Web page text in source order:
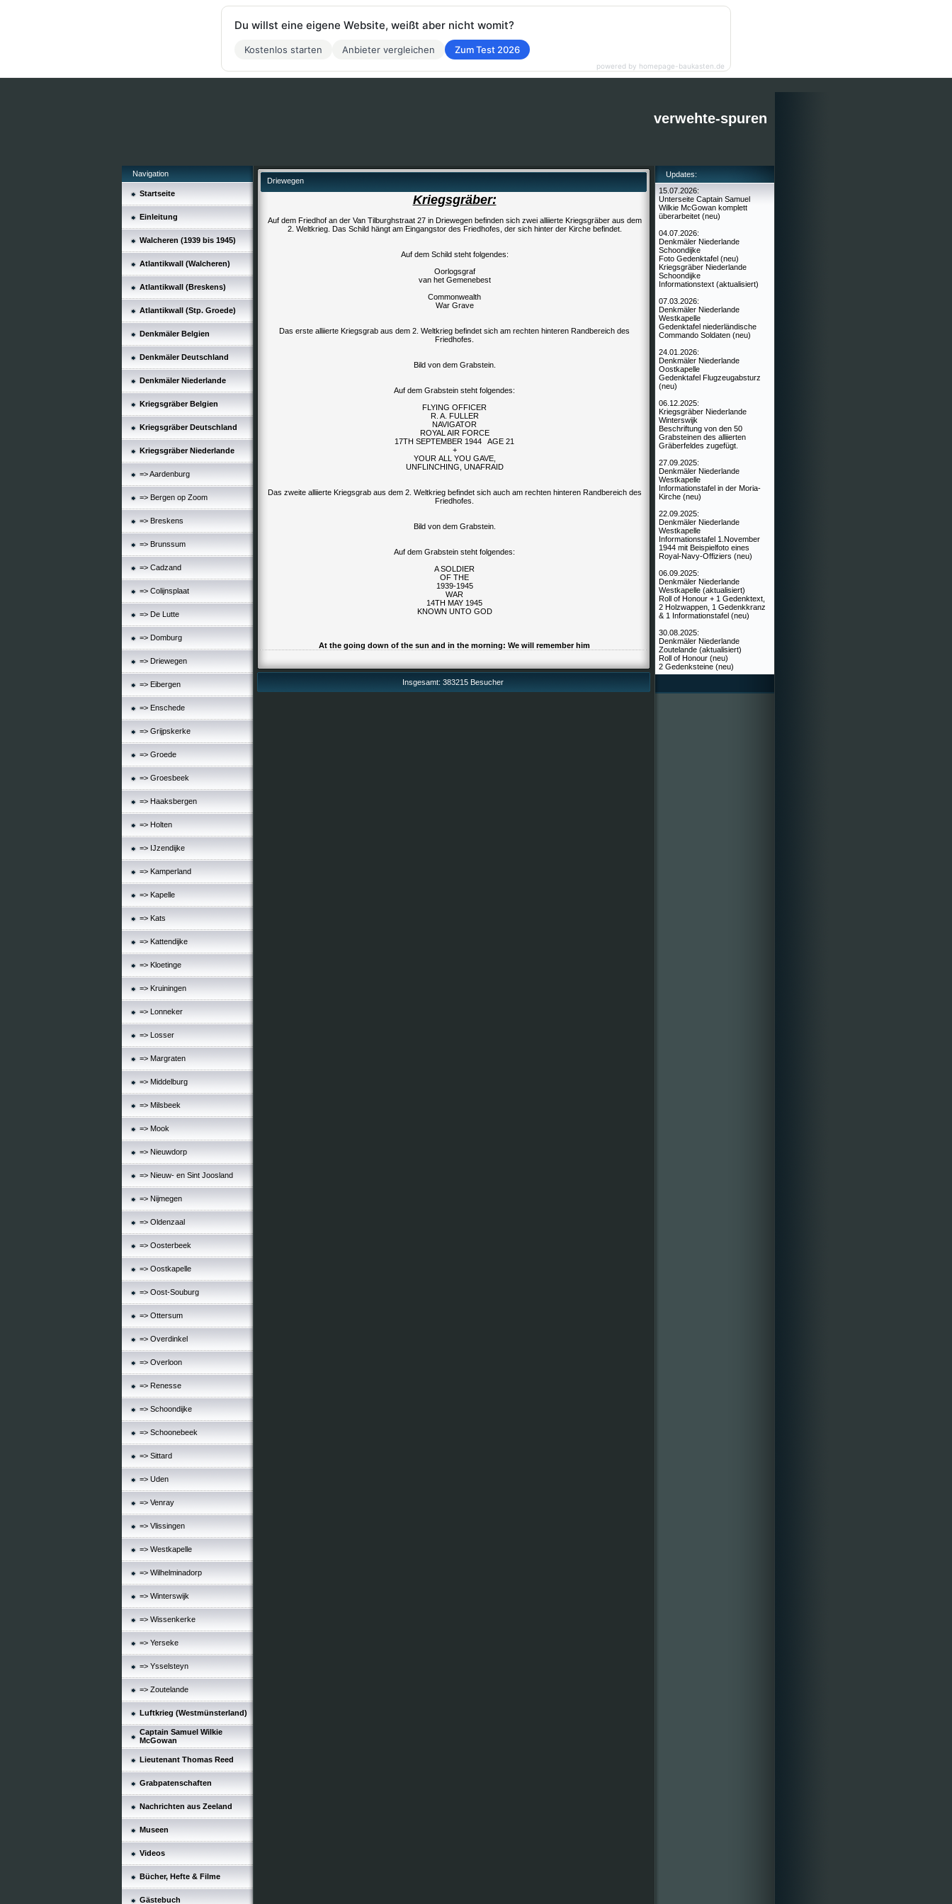
verwehte-spuren
Navigation
Startseite
Einleitung
Walcheren (1939 bis 1945)
Atlantikwall (Walcheren)
Atlantikwall (Breskens)
Atlantikwall (Stp. Groede)
Denkmäler Belgien
Denkmäler Deutschland
Denkmäler Niederlande
Kriegsgräber Belgien
Kriegsgräber Deutschland
Kriegsgräber Niederlande
=> Aardenburg
=> Bergen op Zoom
=> Breskens
=> Brunssum
=> Cadzand
=> Colijnsplaat
=> De Lutte
=> Domburg
=> Driewegen
=> Eibergen
=> Enschede
=> Grijpskerke
=> Groede
=> Groesbeek
=> Haaksbergen
=> Holten
=> IJzendijke
=> Kamperland
=> Kapelle
=> Kats
=> Kattendijke
=> Kloetinge
=> Kruiningen
=> Lonneker
=> Losser
=> Margraten
=> Middelburg
=> Milsbeek
=> Mook
=> Nieuwdorp
=> Nieuw- en Sint Joosland
=> Nijmegen
=> Oldenzaal
=> Oosterbeek
=> Oostkapelle
=> Oost-Souburg
=> Ottersum
=> Overdinkel
=> Overloon
=> Renesse
=> Schoondijke
=> Schoonebeek
=> Sittard
=> Uden
=> Venray
=> Vlissingen
=> Westkapelle
=> Wilhelminadorp
=> Winterswijk
=> Wissenkerke
=> Yerseke
=> Ysselsteyn
=> Zoutelande
Luftkrieg (Westmünsterland)
Captain Samuel Wilkie
McGowan
Lieutenant Thomas Reed
Grabpatenschaften
Nachrichten aus Zeeland
Museen
Videos
Bücher, Hefte & Filme
Gästebuch
Driewegen
Kriegsgräber:
Auf dem Friedhof an der Van Tilburghstraat 27 in Driewegen befinden sich zwei alliierte Kriegsgräber aus dem
2. Weltkrieg. Das Schild hängt am Eingangstor des Friedhofes, der sich hinter der Kirche befindet.
Auf dem Schild steht folgendes:
Oorlogsgraf
van het Gemenebest
Commonwealth
War Grave
Das erste alliierte Kriegsgrab aus dem 2. Weltkrieg befindet sich am rechten hinteren Randbereich des
Friedhofes.
Bild von dem Grabstein.
Auf dem Grabstein steht folgendes:
FLYING OFFICER
R. A. FULLER
NAVIGATOR
ROYAL AIR FORCE
17TH SEPTEMBER 1944 AGE 21
+
YOUR ALL YOU GAVE,
UNFLINCHING, UNAFRAID
Das zweite alliierte Kriegsgrab aus dem 2. Weltkrieg befindet sich auch am rechten hinteren Randbereich des
Friedhofes.
Bild von dem Grabstein.
Auf dem Grabstein steht folgendes:
A SOLDIER
OF THE
1939-1945
WAR
14TH MAY 1945
KNOWN UNTO GOD
At the going down of the sun and in the morning: We will remember him
Insgesamt: 383215 Besucher
Updates:
15.07.2026:
Unterseite Captain Samuel
Wilkie McGowan komplett
überarbeitet (neu)
04.07.2026:
Denkmäler Niederlande
Schoondijke
Foto Gedenktafel (neu)
Kriegsgräber Niederlande
Schoondijke
Informationstext (aktualisiert)
07.03.2026:
Denkmäler Niederlande
Westkapelle
Gedenktafel niederländische
Commando Soldaten (neu)
24.01.2026:
Denkmäler Niederlande
Oostkapelle
Gedenktafel Flugzeugabsturz
(neu)
06.12.2025:
Kriegsgräber Niederlande
Winterswijk
Beschriftung von den 50
Grabsteinen des alliierten
Gräberfeldes zugefügt.
27.09.2025:
Denkmäler Niederlande
Westkapelle
Informationstafel in der Moria-
Kirche (neu)
22.09.2025:
Denkmäler Niederlande
Westkapelle
Informationstafel 1.November
1944 mit Beispielfoto eines
Royal-Navy-Offiziers (neu)
06.09.2025:
Denkmäler Niederlande
Westkapelle (aktualisiert)
Roll of Honour + 1 Gedenktext,
2 Holzwappen, 1 Gedenkkranz
& 1 Informationstafel (neu)
30.08.2025:
Denkmäler Niederlande
Zoutelande (aktualisiert)
Roll of Honour (neu)
2 Gedenksteine (neu)
Du willst eine eigene Website, weißt aber nicht womit?
Kostenlos starten Anbieter vergleichen Zum Test 2026
powered by homepage-baukasten.de